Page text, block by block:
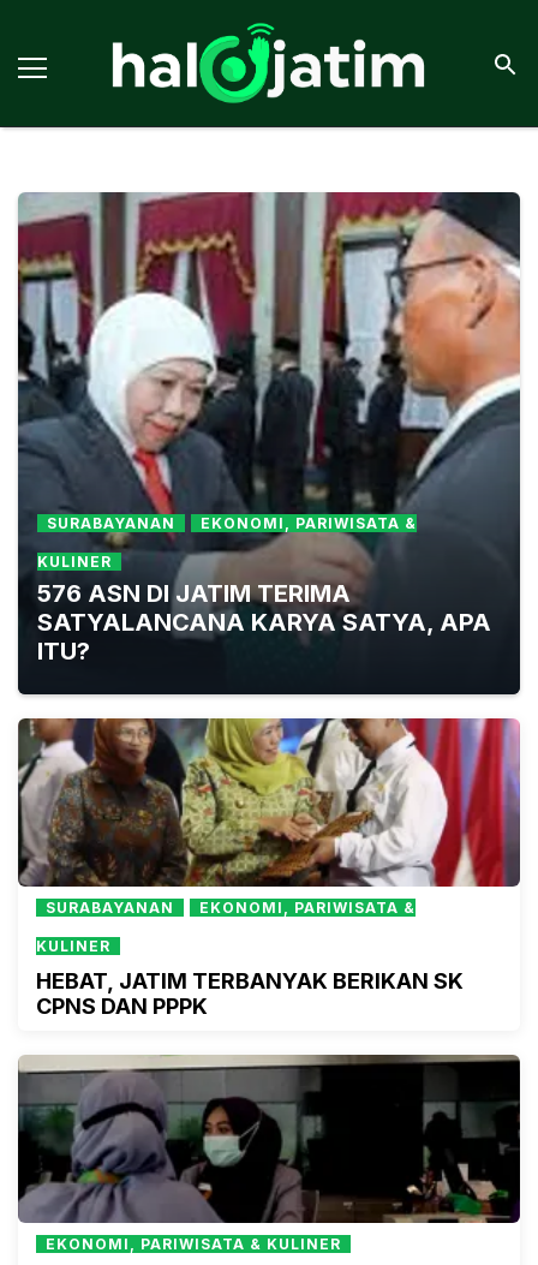
SURABAYANAN EKONOMI, PARIWISATA &
KULINER
576 ASN DI JATIM TERIMA
SATYALANCANA KARYA SATYA, APA
ITU?
SURABAYANAN EKONOMI, PARIWISATA &
KULINER
HEBAT, JATIM TERBANYAK BERIKAN SK
CPNS DAN PPPK
EKONOMI, PARIWISATA & KULINER